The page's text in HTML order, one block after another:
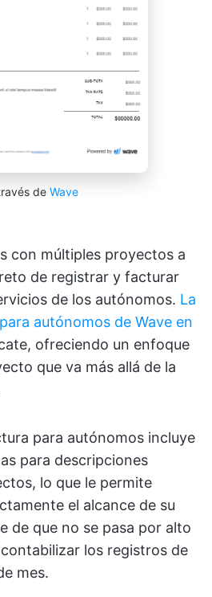
de Wave
con múltiples proyectos a
de registrar y facturar
de los autónomos. La
autónomos de Wave en
ofreciendo un enfoque
que va más allá de la
para autónomos incluye
para descripciones
lo que le permite
el alcance de su
de que no se pasa por alto
los registros de
mes.